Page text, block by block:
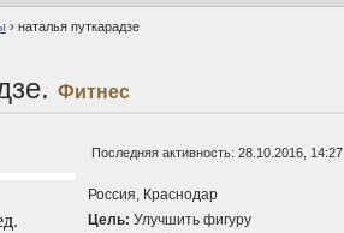
› наталья путкарадзе
Фитнес
Последняя активность: 28.10.2016, 14:27
Россия, Краснодар
Цель: Улучшить фигуру